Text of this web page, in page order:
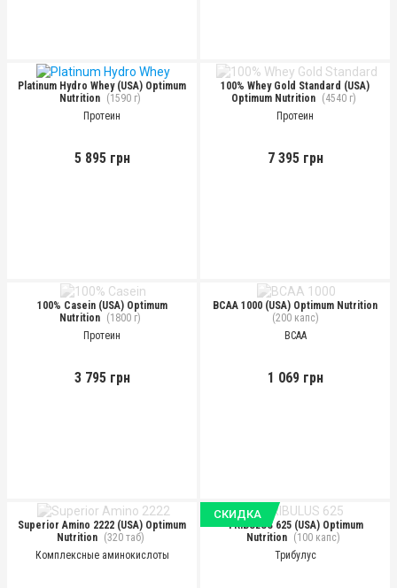
Platinum Hydro Whey (USA) Optimum
Nutrition (1590 г)
Протеин
5 895 грн
100% Whey Gold Standard (USA)
Optimum Nutrition
(4540 г)
Протеин
7 395 грн
100% Casein (USA) Optimum
Nutrition (1800 г)
Протеин
3 795 грн
BCAA 1000 (USA) Optimum Nutrition
(200 капс)
BCAA
1 069 грн
Superior Amino 2222 (USA) Optimum
Nutrition
(320 таб)
Комплексные аминокислоты
СКИДКА
TRIBULUS 625 (USA) Optimum
Nutrition (100 капс)
Трибулус